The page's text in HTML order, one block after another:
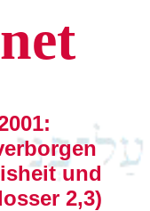
und
2,3)